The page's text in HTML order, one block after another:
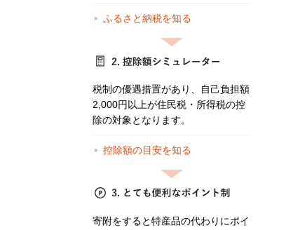
ふるさと納税を知る
税制の優遇措置があり、自己負担額
2,000円以上が住民税・所得税の控
除の対象となります。
控除額の目安を知る
寄附をすると特産品の代わりにポイ